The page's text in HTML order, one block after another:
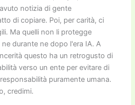
notizia di gente
di copiare. Poi, per carità, ci
Ma quelli non li protegge
durante ne dopo l'era IA. A
questo ha un retrogusto di
verso un ente per evitare di
puramente umana.
credimi.